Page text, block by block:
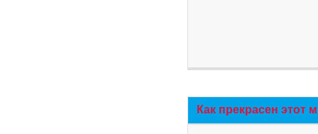
Как прекрасен этот